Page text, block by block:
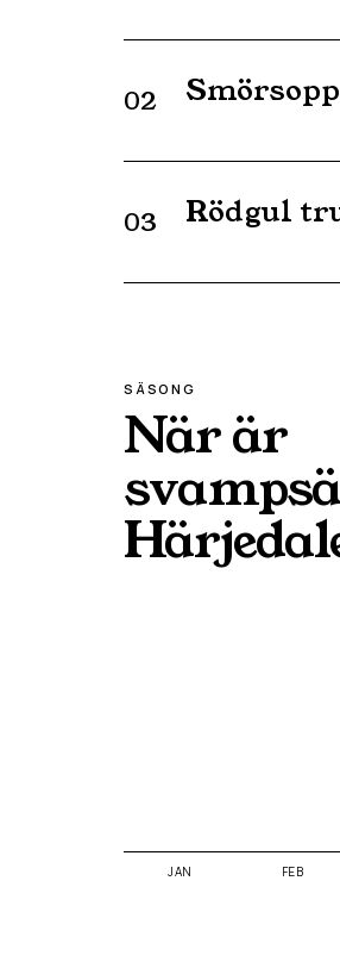
02 Smörsopp
03 Rödgul
SÄSONG
När är
JAN FEB